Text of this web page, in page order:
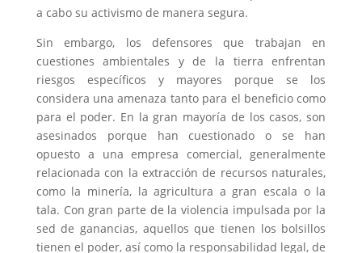
a cabo su activismo de manera segura.
Sin embargo, los defensores que trabajan en
cuestiones ambientales y de la tierra enfrentan
riesgos específicos y mayores porque se los
considera una amenaza tanto para el beneficio como
para el poder. En la gran mayoría de los casos, son
asesinados porque han cuestionado o se han
opuesto a una empresa comercial, generalmente
relacionada con la extracción de recursos naturales,
como la minería, la agricultura a gran escala o la
tala. Con gran parte de la violencia impulsada por la
sed de ganancias, aquellos que tienen los bolsillos
tienen el poder, así como la responsabilidad legal, de